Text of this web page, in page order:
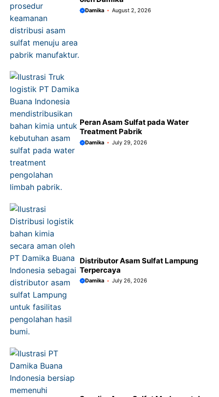
Damika August 2, 2026
Peran Asam Sulfat pada Water
Treatment Pabrik
Damika July 29, 2026
Distributor Asam Sulfat Lampung
Terpercaya
Damika July 26, 2026